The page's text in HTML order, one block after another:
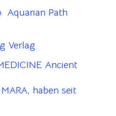
Aquarian Path
Verlag
Ancient
haben seit